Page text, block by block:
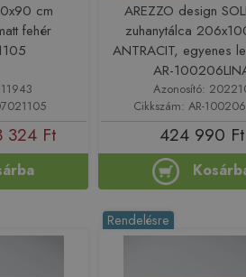
cm
fehér
324 Ft
AREZZO design
zuhanytálca
ANTRACIT, egyenes
AR-
Azonosító:
Cikkszám: AR-
424 990 Ft
Rendelésre